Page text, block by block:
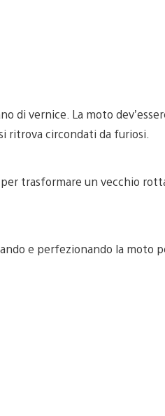
di vernice. La moto
ritrova circondati da furiosi.
trasformare un vecchio
e perfezionando la moto